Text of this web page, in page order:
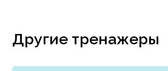
Другие тренажеры